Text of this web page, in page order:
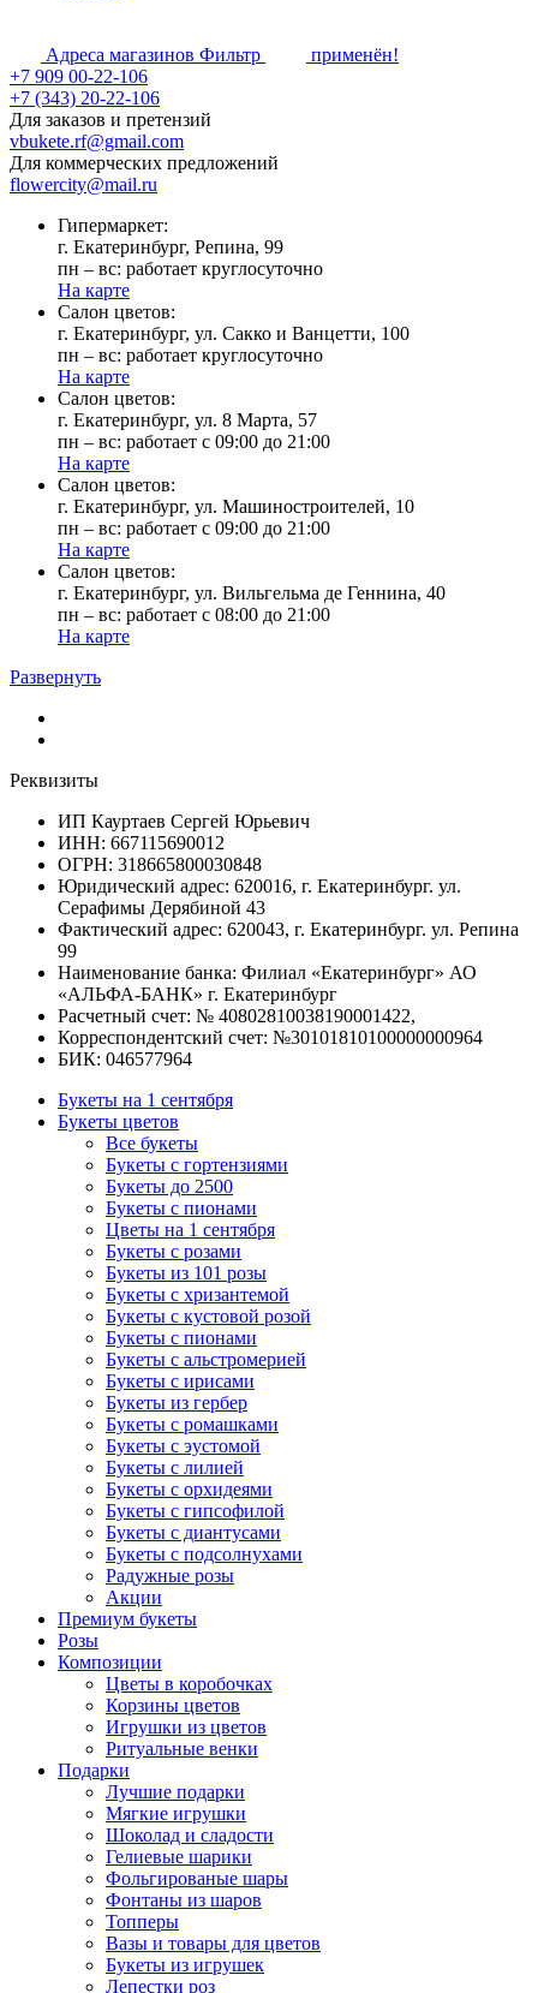
Адреса магазинов Фильтр
применён!
+7 909 00-22-106
+7 (343) 20-22-106
Для заказов и претензий
vbukete.rf@gmail.com
Для коммерческих предложений
flowercity@mail.ru
Гипермаркет:
г. Екатеринбург, Репина, 99
пн – вс: работает круглосуточно
На карте
Cалон цветов:
г. Екатеринбург, ул. Сакко и Ванцетти, 100
пн – вс: работает круглосуточно
На карте
Cалон цветов:
г. Екатеринбург, ул. 8 Марта, 57
пн – вс: работает с 09:00 до 21:00
На карте
Cалон цветов:
г. Екатеринбург, ул. Машиностроителей, 10
пн – вс: работает с 09:00 до 21:00
На карте
Cалон цветов:
г. Екатеринбург, ул. Вильгельма де Геннина, 40
пн – вс: работает с 08:00 до 21:00
На карте
Развернуть
Реквизиты
ИП Кауртаев Сергей Юрьевич
ИНН: 667115690012
ОГРН: 318665800030848
Юридический адрес: 620016, г. Екатеринбург. ул.
Серафимы Дерябиной 43
Фактический адрес: 620043, г. Екатеринбург. ул. Репина
99
Наименование банка: Филиал «Екатеринбург» АО
«АЛЬФА-БАНК» г. Екатеринбург
Расчетный счет: № 40802810038190001422,
Корреспондентский счет: №30101810100000000964
БИК: 046577964
Букеты на 1 сентября
Букеты цветов
Все букеты
Букеты с гортензиями
Букеты до 2500
Букеты с пионами
Цветы на 1 сентября
Букеты с розами
Букеты из 101 розы
Букеты с хризантемой
Букеты с кустовой розой
Букеты с пионами
Букеты с альстромерией
Букеты с ирисами
Букеты из гербер
Букеты с ромашками
Букеты с эустомой
Букеты с лилией
Букеты с орхидеями
Букеты с гипсофилой
Букеты с диантусами
Букеты с подсолнухами
Радужные розы
Акции
Премиум букеты
Розы
Композиции
Цветы в коробочках
Корзины цветов
Игрушки из цветов
Ритуальные венки
Подарки
Лучшие подарки
Мягкие игрушки
Шоколад и сладости
Гелиевые шарики
Фольгированые шары
Фонтаны из шаров
Топперы
Вазы и товары для цветов
Букеты из игрушек
Лепестки роз